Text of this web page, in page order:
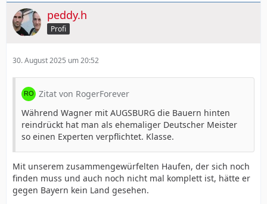
peddy.h
Profi
30. August 2025 um 20:52
Zitat von RogerForever
Während Wagner mit AUGSBURG die Bauern hinten
reindrückt hat man als ehemaliger Deutscher Meister
so einen Experten verpflichtet. Klasse.
Mit unserem zusammengewürfelten Haufen, der sich noch
finden muss und auch noch nicht mal komplett ist, hätte er
gegen Bayern kein Land gesehen.